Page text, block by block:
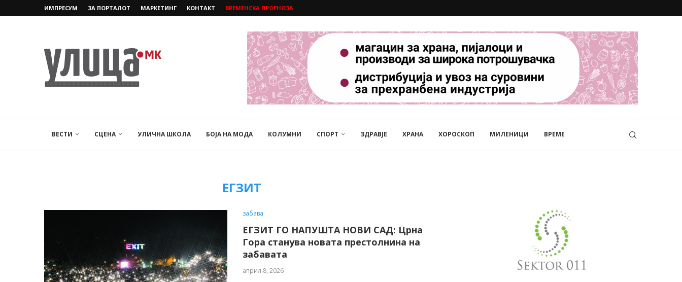
ИМПРЕСУМ ЗА ПОРТАЛОТ МАРКЕТИНГ КОНТАКТ ВРЕМЕНСКА ПРОГНОЗА
ВЕСТИ СЦЕНА УЛИЧНА ШКОЛА БОЈА НА МОДА КОЛУМНИ СПОРТ ЗДРАВЈЕ ХРАНА ХОРОСКОП МИЛЕНИЦИ ВРЕМЕ
ЕГЗИТ
забава
ЕГЗИТ ГО НАПУШТА НОВИ САД: Црна
Гора станува новата престолнина на
забавата
април 8, 2026